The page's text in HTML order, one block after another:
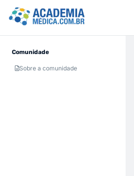
Comunidade
Sobre a comunidade